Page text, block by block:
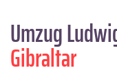
Umzug
Gibraltar